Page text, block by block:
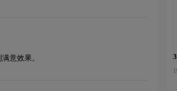
意效果。